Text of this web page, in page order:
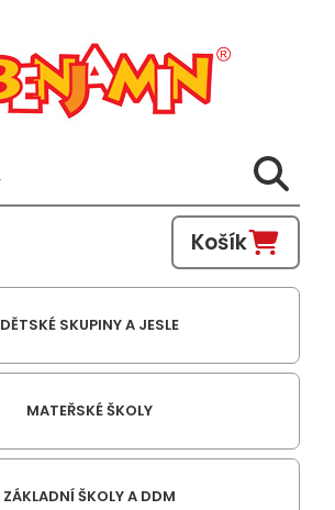
Košík
DĚTSKÉ SKUPINY A JESLE
MATEŘSKÉ ŠKOLY
ZÁKLADNÍ ŠKOLY A DDM